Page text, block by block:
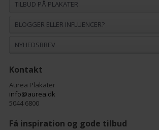
TILBUD PÅ PLAKATER
BLOGGER ELLER INFLUENCER?
NYHEDSBREV
Kontakt
Aurea Plakater
info@aurea.dk
5044 6800
Få inspiration og gode tilbud